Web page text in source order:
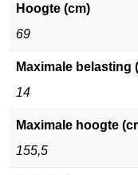
Hoogte (cm)
69
Maximale belasting
14
Maximale hoogte
155,5